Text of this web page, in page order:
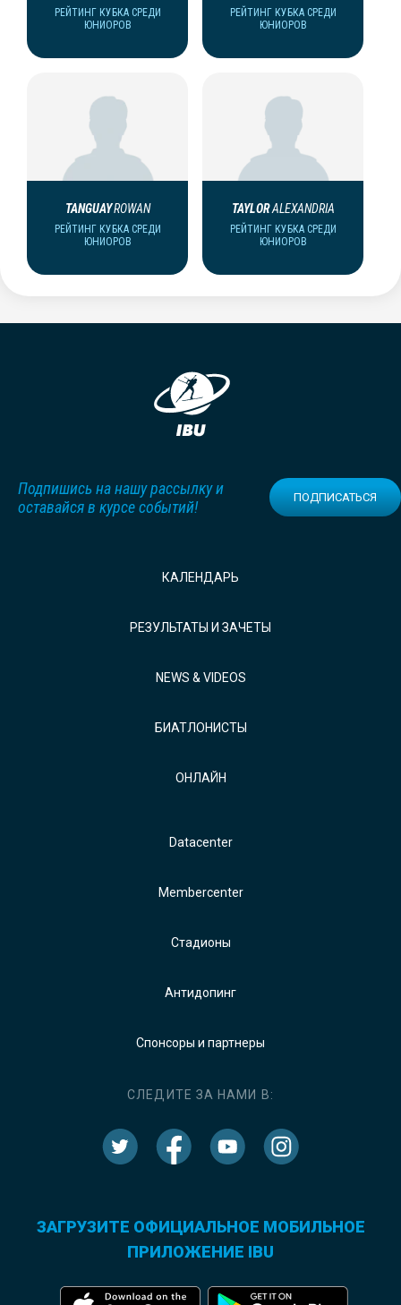
РЕЙТИНГ КУБКА СРЕДИ
ЮНИОРОВ
РЕЙТИНГ КУБКА СРЕДИ
ЮНИОРОВ
TANGUAYROWAN
РЕЙТИНГ КУБКА СРЕДИ
ЮНИОРОВ
TAYLORALEXANDRIA
РЕЙТИНГ КУБКА СРЕДИ
ЮНИОРОВ
Подпишись на нашу рассылку и
оставайся в курсе событий!
ПОДПИСАТЬСЯ
КАЛЕНДАРЬ
РЕЗУЛЬТАТЫ И ЗАЧЕТЫ
NEWS & VIDEOS
БИАТЛОНИСТЫ
ОНЛАЙН
Datacenter
Membercenter
Стадионы
Антидопинг
Спонсоры и партнеры
СЛЕДИТЕ ЗА НАМИ В:
ЗАГРУЗИТЕ ОФИЦИАЛЬНОЕ МОБИЛЬНОЕ
ПРИЛОЖЕНИЕ IBU